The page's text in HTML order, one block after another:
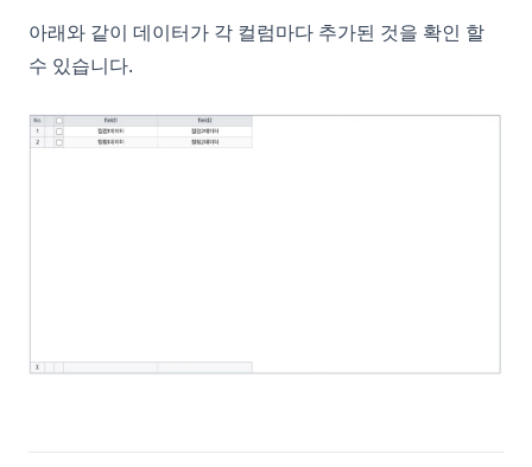
GridHeader
GridOptions
GridViewConfig
아래와 같이 데이터가 각 컬럼마다 추가된 것을 확인 할
수 있습니다.